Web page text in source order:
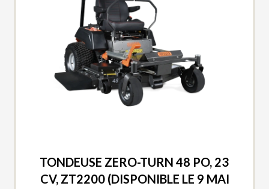
TONDEUSE ZERO-TURN 48 PO, 23
CV, ZT2200 (DISPONIBLE LE 9 MAI